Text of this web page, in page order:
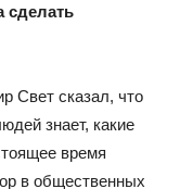
сделать
Свет сказал, что
знает, какие
время
в общественных